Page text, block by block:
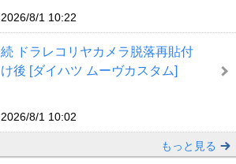
2026/8/1 10:22
続 ドラレコリヤカメラ脱落再貼付
け後 [ダイハツ ムーヴカスタム]
2026/8/1 10:02
もっと見る